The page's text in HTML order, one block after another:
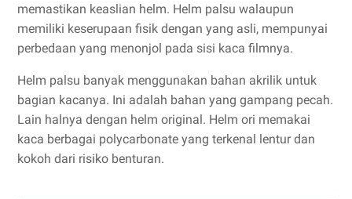
memastikan keaslian helm. Helm palsu walaupun
memiliki keserupaan fisik dengan yang asli, mempunyai
perbedaan yang menonjol pada sisi kaca filmnya.
Helm palsu banyak menggunakan bahan akrilik untuk
bagian kacanya. Ini adalah bahan yang gampang pecah.
Lain halnya dengan helm original. Helm ori memakai
kaca berbagai polycarbonate yang terkenal lentur dan
kokoh dari risiko benturan.